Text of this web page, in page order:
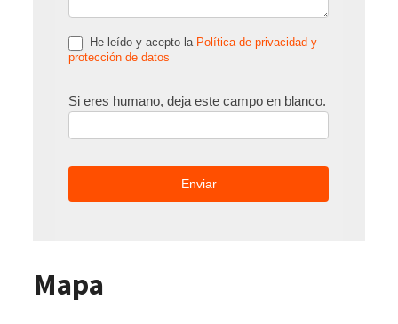
He leído y acepto la Política de privacidad y
protección de datos
Si eres humano, deja este campo en blanco.
Mapa